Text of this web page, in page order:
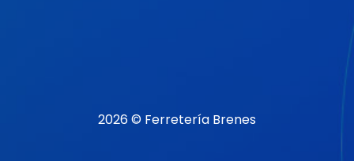
2026 © Ferretería Brenes